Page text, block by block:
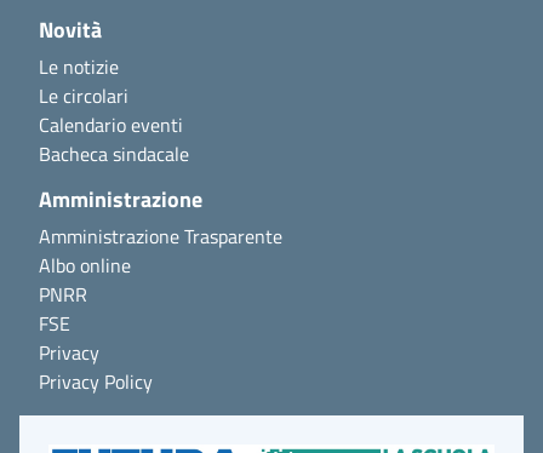
Novità
Le notizie
Le circolari
Calendario eventi
Bacheca sindacale
Amministrazione
Amministrazione Trasparente
Albo online
PNRR
FSE
Privacy
Privacy Policy